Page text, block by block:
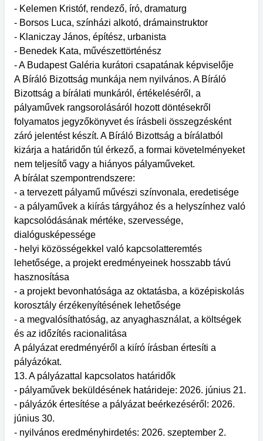
- Kelemen Kristóf, rendező, író, dramaturg
- Borsos Luca, színházi alkotó, drámainstruktor
- Klaniczay János, építész, urbanista
- Benedek Kata, művészettörténész
- A Budapest Galéria kurátori csapatának képviselője
A Bíráló Bizottság munkája nem nyilvános. A Bíráló
Bizottság a bírálati munkáról, értékeléséről, a
pályaművek rangsorolásáról hozott döntésekről
folyamatos jegyzőkönyvet és írásbeli összegzésként
záró jelentést készít. A Bíráló Bizottság a bírálatból
kizárja a határidőn túl érkező, a formai követelményeket
nem teljesítő vagy a hiányos pályaműveket.
A bírálat szempontrendszere:
- a tervezett pályamű művészi színvonala, eredetisége
- a pályaművek a kiírás tárgyához és a helyszínhez való
kapcsolódásának mértéke, szervessége,
dialógusképessége
- helyi közösségekkel való kapcsolatteremtés
lehetősége, a projekt eredményeinek hosszabb távú
hasznosítása
- a projekt bevonhatósága az oktatásba, a középiskolás
korosztály érzékenyítésének lehetősége
- a megvalósíthatóság, az anyaghasználat, a költségek
és az időzítés racionalitása
A pályázat eredményéről a kiíró írásban értesíti a
pályázókat.
13. A pályázattal kapcsolatos határidők
- pályaművek beküldésének határideje: 2026. június 21.
- pályázók értesítése a pályázat beérkezéséről: 2026.
június 30.
- nyilvános eredményhirdetés: 2026. szeptember 2.